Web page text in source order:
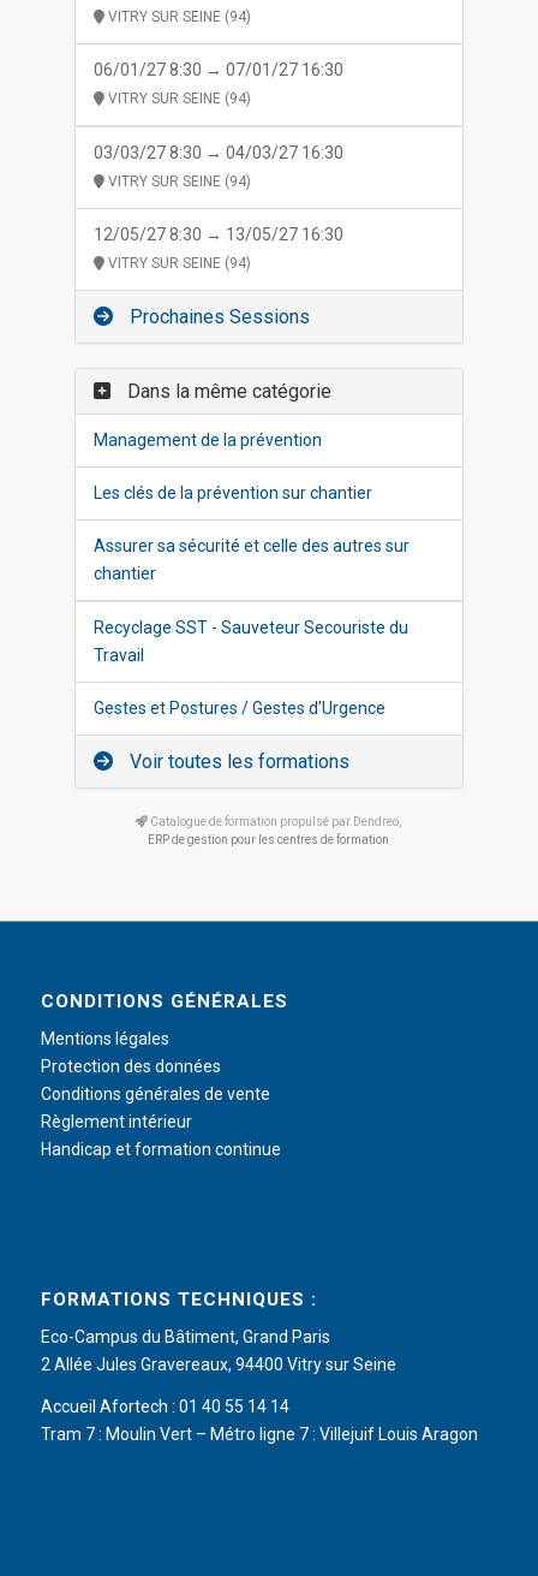
VITRY SUR SEINE (94)
06/01/27 8:30 → 07/01/27 16:30
VITRY SUR SEINE (94)
03/03/27 8:30 → 04/03/27 16:30
VITRY SUR SEINE (94)
12/05/27 8:30 → 13/05/27 16:30
VITRY SUR SEINE (94)
Prochaines Sessions
Dans la même catégorie
Management de la prévention
Les clés de la prévention sur chantier
Assurer sa sécurité et celle des autres sur
chantier
Recyclage SST - Sauveteur Secouriste du
Travail
Gestes et Postures / Gestes d’Urgence
Voir toutes les formations
Catalogue de formation propulsé par Dendreo,
ERP de gestion pour les centres de formation
CONDITIONS GÉNÉRALES
Mentions légales
Protection des données
Conditions générales de vente
Règlement intérieur
Handicap et formation continue
FORMATIONS TECHNIQUES :
Eco-Campus du Bâtiment, Grand Paris
2 Allée Jules Gravereaux, 94400 Vitry sur Seine
Accueil Afortech : 01 40 55 14 14
Tram 7 : Moulin Vert – Métro ligne 7 : Villejuif Louis Aragon